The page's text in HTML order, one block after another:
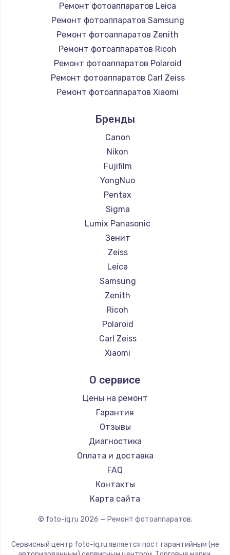
Ремонт фотоаппаратов Leica
Ремонт фотоаппаратов Samsung
Ремонт фотоаппаратов Zenith
Ремонт фотоаппаратов Ricoh
Ремонт фотоаппаратов Polaroid
Ремонт фотоаппаратов Carl Zeiss
Ремонт фотоаппаратов Xiaomi
Ремонт фотоаппаратов Kodak
Ремонт фотоаппаратов Blackmagic
Бренды
Canon
Nikon
Fujifilm
YongNuo
Pentax
Sigma
Lumix Panasonic
Зенит
Zeiss
Leica
Samsung
Zenith
Ricoh
Polaroid
Carl Zeiss
Xiaomi
Kodak
Blackmagic
О сервисе
Цены на ремонт
Гарантия
Отзывы
Диагностика
Оплата и доставка
FAQ
Контакты
Карта сайта
© foto-iq.ru 2026 — Ремонт фотоаппаратов.
Сервисный центр foto-iq.ru является пост гарантийным (не